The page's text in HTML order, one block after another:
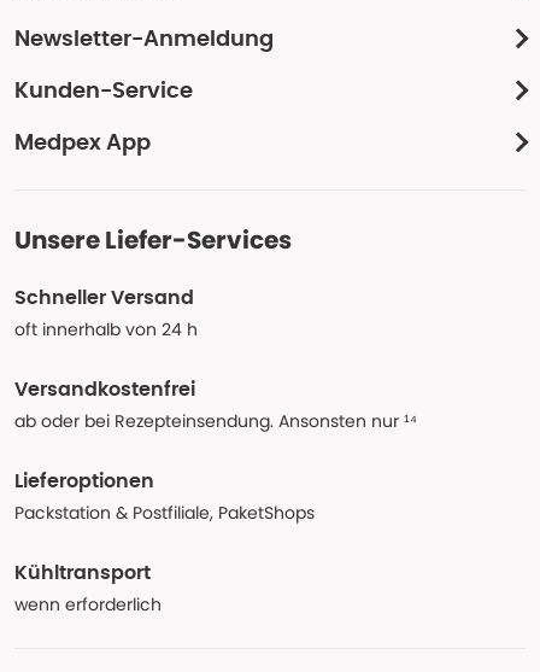
Newsletter-Anmeldung
Kunden-Service
Medpex App
Unsere Liefer-Services
Schneller Versand
oft innerhalb von 24 h
Versandkostenfrei
ab oder bei Rezepteinsendung. Ansonsten nur ¹⁴
Lieferoptionen
Packstation & Postfiliale, PaketShops
Kühltransport
wenn erforderlich